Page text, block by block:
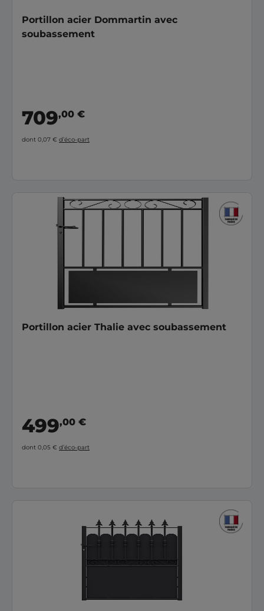
Portillon acier Dommartin avec
soubassement
709,00 €
dont 0,07 € d’éco-part
Portillon acier Thalie avec soubassement
499,00 €
dont 0,05 € d’éco-part